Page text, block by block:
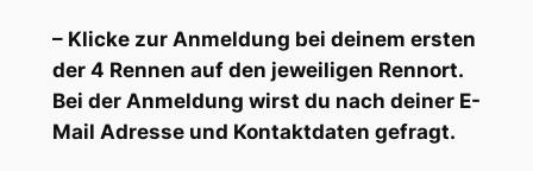
– Klicke zur Anmeldung bei deinem ersten
der 4 Rennen auf den jeweiligen Rennort.
Bei der Anmeldung wirst du nach deiner E-
Mail Adresse und Kontaktdaten gefragt.